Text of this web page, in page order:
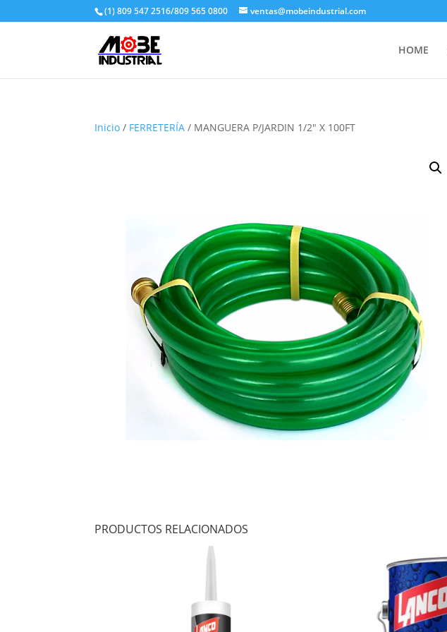
(1) 809 547 2516/809 565 0800 ventas@mobeindustrial.com
HOME
Inicio / FERRETERÍA / MANGUERA P/JARDIN 1/2″ X 100FT
PRODUCTOS RELACIONADOS